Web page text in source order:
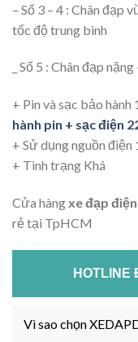
– Số 3 – 4 : Chân đạp
tốc độ trung bình
_ Số 5 : Chân đạp
+ Pin và sạc bảo hành
hành pin + sạc điện
+ Sử dụng nguồn
+ Tình trạng Khá
Cửa hàngxe đạp
rẻ tại TpHCM
HOTLINE
Vì sao chọn